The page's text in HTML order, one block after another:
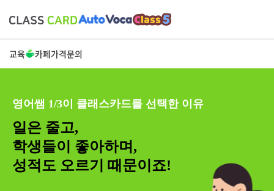
교육 카페가격문의
영어쌤 1/3이 클래스카드를 선택한 이유
일은 줄고,
학생들이 좋아하며,
성적도 오르기 때문이죠!